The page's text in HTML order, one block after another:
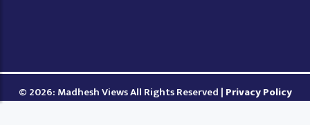
© 2026: Madhesh Views All Rights Reserved | Privacy Policy